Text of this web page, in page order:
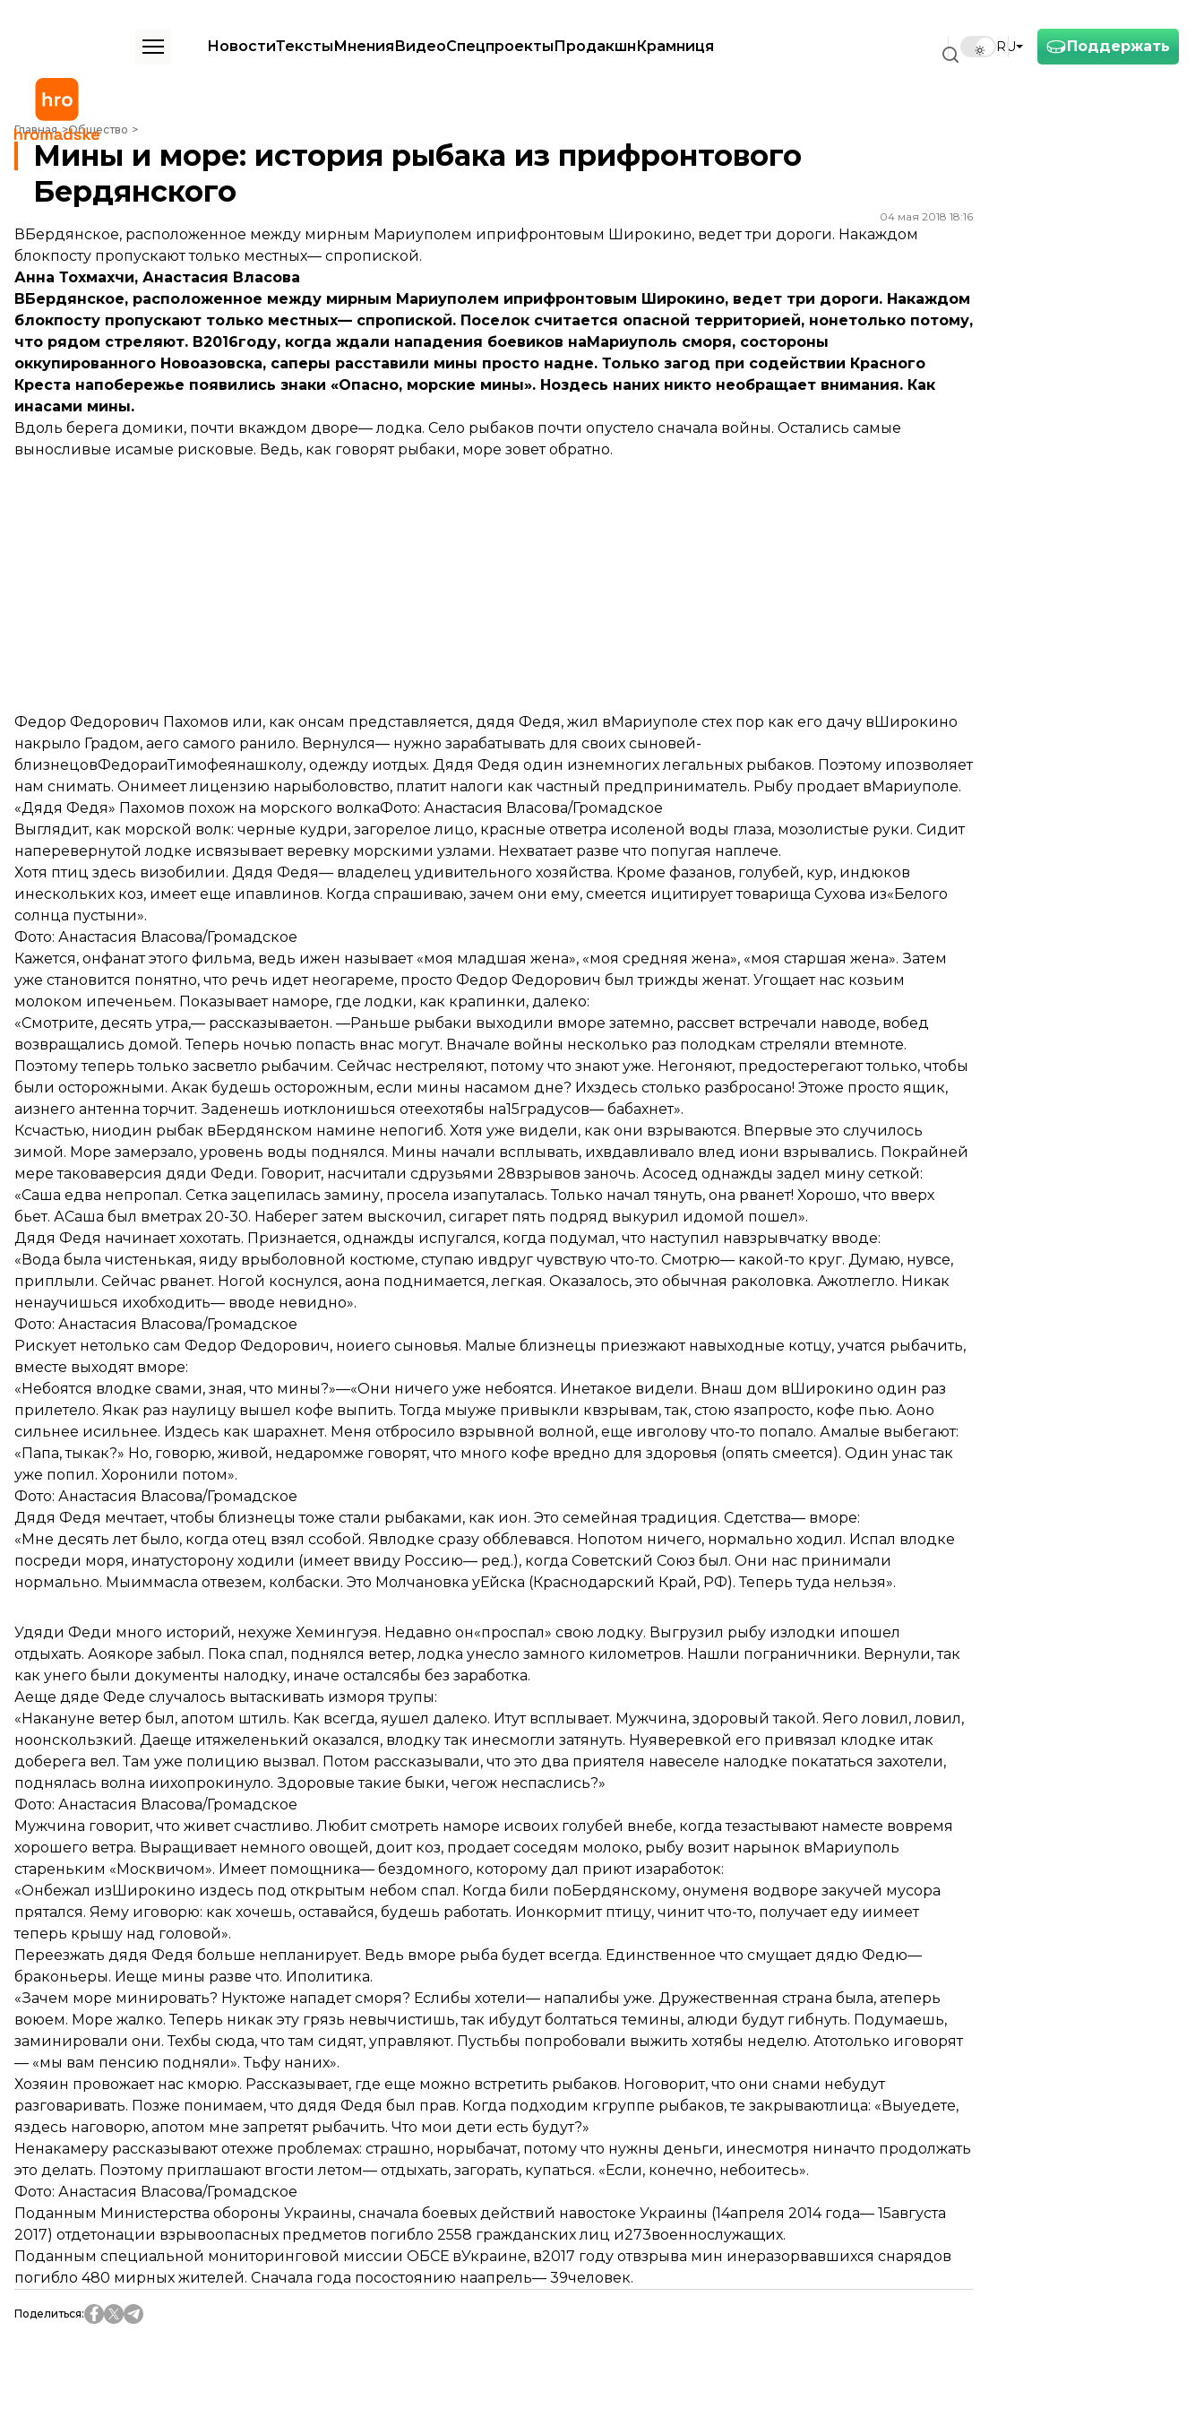
Поддержать
RU
НовостиТекстыМненияВидеоСпецпроектыПродакшнКрамниця
Главная Общество
Мины и море: история рыбака из прифронтового Бердянского
Мины и море: история рыбака из прифронтового
Бердянского
04 мая 2018 18:16
ВБердянское, расположенное между мирным Мариуполем иприфронтовым Широкино, ведет три дороги. Накаждом
блокпосту пропускают только местных— спропиской.
Анна Тохмахчи, Анастасия Власова
ВБердянское, расположенное между мирным Мариуполем иприфронтовым Широкино, ведет три дороги. Накаждом
блокпосту пропускают только местных— спропиской. Поселок считается опасной территорией, нонетолько потому,
что рядом стреляют. В2016году, когда ждали нападения боевиков наМариуполь сморя, состороны
оккупированного Новоазовска, саперы расставили мины просто надне. Только загод при содействии Красного
Креста напобережье появились знаки «Опасно, морские мины». Ноздесь наних никто необращает внимания. Как
инасами мины.
Вдоль берега домики, почти вкаждом дворе— лодка. Село рыбаков почти опустело сначала войны. Остались самые
выносливые исамые рисковые. Ведь, как говорят рыбаки, море зовет обратно.
Федор Федорович Пахомов или, как онсам представляется, дядя Федя, жил вМариуполе стех пор как его дачу вШирокино
накрыло Градом, аего самого ранило. Вернулся— нужно зарабатывать для своих сыновей-
близнецовФедораиТимофеянашколу, одежду иотдых. Дядя Федя один изнемногих легальных рыбаков. Поэтому ипозволяет
нам снимать. Онимеет лицензию нарыболовство, платит налоги как частный предприниматель. Рыбу продает вМариуполе.
«Дядя Федя» Пахомов похож на морского волкаФото: Анастасия Власова/Громадское
Выглядит, как морской волк: черные кудри, загорелое лицо, красные ответра исоленой воды глаза, мозолистые руки. Сидит
наперевернутой лодке исвязывает веревку морскими узлами. Нехватает разве что попугая наплече.
Хотя птиц здесь визобилии. Дядя Федя— владелец удивительного хозяйства. Кроме фазанов, голубей, кур, индюков
инескольких коз, имеет еще ипавлинов. Когда спрашиваю, зачем они ему, смеется ицитирует товарища Сухова из«Белого
солнца пустыни».
Фото: Анастасия Власова/Громадское
Кажется, онфанат этого фильма, ведь ижен называет «моя младшая жена», «моя средняя жена», «моя старшая жена». Затем
уже становится понятно, что речь идет неогареме, просто Федор Федорович был трижды женат. Угощает нас козьим
молоком ипеченьем. Показывает наморе, где лодки, как крапинки, далеко:
«Смотрите, десять утра,— рассказываетон. —Раньше рыбаки выходили вморе затемно, рассвет встречали наводе, вобед
возвращались домой. Теперь ночью попасть внас могут. Вначале войны несколько раз полодкам стреляли втемноте.
Поэтому теперь только засветло рыбачим. Сейчас нестреляют, потому что знают уже. Негоняют, предостерегают только, чтобы
были осторожными. Акак будешь осторожным, если мины насамом дне? Ихздесь столько разбросано! Этоже просто ящик,
аизнего антенна торчит. Заденешь иотклонишься отеехотябы на15градусов— бабахнет».
Ксчастью, ниодин рыбак вБердянском намине непогиб. Хотя уже видели, как они взрываются. Впервые это случилось
зимой. Море замерзало, уровень воды поднялся. Мины начали всплывать, ихвдавливало влед иони взрывались. Покрайней
мере таковаверсия дяди Феди. Говорит, насчитали сдрузьями 28взрывов заночь. Асосед однажды задел мину сеткой:
«Саша едва непропал. Сетка зацепилась замину, просела изапуталась. Только начал тянуть, она рванет! Хорошо, что вверх
бьет. АСаша был вметрах 20-30. Наберег затем выскочил, сигарет пять подряд выкурил идомой пошел».
Дядя Федя начинает хохотать. Признается, однажды испугался, когда подумал, что наступил навзрывчатку вводе:
«Вода была чистенькая, яиду врыболовной костюме, ступаю ивдруг чувствую что-то. Смотрю— какой-то круг. Думаю, нувсе,
приплыли. Сейчас рванет. Ногой коснулся, аона поднимается, легкая. Оказалось, это обычная раколовка. Ажотлегло. Никак
ненаучишься ихобходить— вводе невидно».
Фото: Анастасия Власова/Громадское
Рискует нетолько сам Федор Федорович, ноиего сыновья. Малые близнецы приезжают навыходные котцу, учатся рыбачить,
вместе выходят вморе:
«Небоятся влодке свами, зная, что мины?»—«Они ничего уже небоятся. Инетакое видели. Внаш дом вШирокино один раз
прилетело. Якак раз наулицу вышел кофе выпить. Тогда мыуже привыкли квзрывам, так, стою язапросто, кофе пью. Аоно
сильнее исильнее. Издесь как шарахнет. Меня отбросило взрывной волной, еще ивголову что-то попало. Амалые выбегают:
«Папа, тыкак?» Но, говорю, живой, недаромже говорят, что много кофе вредно для здоровья (опять смеется). Один унас так
уже попил. Хоронили потом».
Фото: Анастасия Власова/Громадское
Дядя Федя мечтает, чтобы близнецы тоже стали рыбаками, как ион. Это семейная традиция. Сдетства— вморе:
«Мне десять лет было, когда отец взял ссобой. Явлодке сразу обблевався. Нопотом ничего, нормально ходил. Испал влодке
посреди моря, инатусторону ходили (имеет ввиду Россию— ред.), когда Советский Союз был. Они нас принимали
нормально. Мыиммасла отвезем, колбаски. Это Молчановка уЕйска (Краснодарский Край, РФ). Теперь туда нельзя».
Удяди Феди много историй, нехуже Хемингуэя. Недавно он«проспал» свою лодку. Выгрузил рыбу излодки ипошел
отдыхать. Аоякоре забыл. Пока спал, поднялся ветер, лодка унесло замного километров. Нашли пограничники. Вернули, так
как унего были документы налодку, иначе осталсябы без заработка.
Аеще дяде Феде случалось вытаскивать изморя трупы:
«Накануне ветер был, апотом штиль. Как всегда, яушел далеко. Итут всплывает. Мужчина, здоровый такой. Яего ловил, ловил,
ноонскользкий. Даеще итяжеленький оказался, влодку так инесмогли затянуть. Нуяверевкой его привязал клодке итак
доберега вел. Там уже полицию вызвал. Потом рассказывали, что это два приятеля навеселе налодке покататься захотели,
поднялась волна иихопрокинуло. Здоровые такие быки, чегож неспаслись?»
Фото: Анастасия Власова/Громадское
Мужчина говорит, что живет счастливо. Любит смотреть наморе исвоих голубей внебе, когда тезастывают наместе вовремя
хорошего ветра. Выращивает немного овощей, доит коз, продает соседям молоко, рыбу возит нарынок вМариуполь
стареньким «Москвичом». Имеет помощника— бездомного, которому дал приют изаработок:
«Онбежал изШирокино издесь под открытым небом спал. Когда били поБердянскому, онуменя водворе закучей мусора
прятался. Яему иговорю: как хочешь, оставайся, будешь работать. Ионкормит птицу, чинит что-то, получает еду иимеет
теперь крышу над головой».
Переезжать дядя Федя больше непланирует. Ведь вморе рыба будет всегда. Единственное что смущает дядю Федю—
браконьеры. Иеще мины разве что. Иполитика.
«Зачем море минировать? Нуктоже нападет сморя? Еслибы хотели— напалибы уже. Дружественная страна была, атеперь
воюем. Море жалко. Теперь никак эту грязь невычистишь, так ибудут болтаться темины, алюди будут гибнуть. Подумаешь,
заминировали они. Техбы сюда, что там сидят, управляют. Пустьбы попробовали выжить хотябы неделю. Атотолько иговорят
— «мы вам пенсию подняли». Тьфу наних».
Хозяин провожает нас кморю. Рассказывает, где еще можно встретить рыбаков. Ноговорит, что они снами небудут
разговаривать. Позже понимаем, что дядя Федя был прав. Когда подходим кгруппе рыбаков, те закрываютлица: «Выуедете,
яздесь наговорю, апотом мне запретят рыбачить. Что мои дети есть будут?»
Ненакамеру рассказывают отехже проблемах: страшно, норыбачат, потому что нужны деньги, инесмотря ниначто продолжать
это делать. Поэтому приглашают вгости летом— отдыхать, загорать, купаться. «Если, конечно, небоитесь».
Фото: Анастасия Власова/Громадское
Поданным Министерства обороны Украины, сначала боевых действий навостоке Украины (14апреля 2014 года— 15августа
2017) отдетонации взрывоопасных предметов погибло 2558 гражданских лиц и273военнослужащих.
Поданным специальной мониторинговой миссии ОБСЕ вУкраине, в2017 году отвзрыва мин инеразорвавшихся снарядов
погибло 480 мирных жителей. Сначала года посостоянию наапрель— 39человек.
Поделиться: